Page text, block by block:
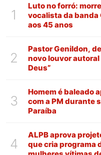
1
Luto no forró:
vocalista da banda
aos 45 anos
2
Pastor Genildon,
novo louvor
Deus”
3
Homem é baleado
com a PM durante
Paraíba
4
ALPB aprova
que cria programa